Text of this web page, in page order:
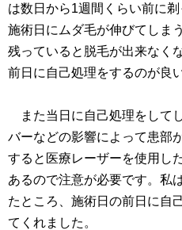
は数日から1週間くらい前に
施術日にムダ毛が伸びてしま
残っていると脱毛が出来なく
前日に自己処理をするのが良
また当日に自己処理をして
バーなどの影響によって患部
すると医療レーザーを使用し
あるので注意が必要です。私
たところ、施術日の前日に自
てくれました。